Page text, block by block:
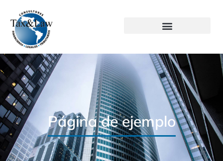
Página de ejemplo